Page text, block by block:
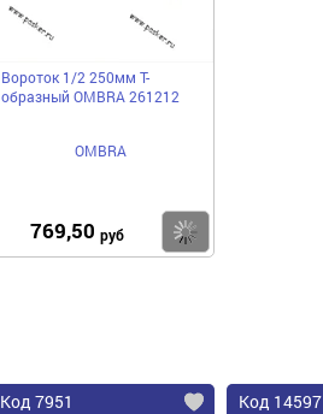
Купить
Вороток 1/2 250мм Т-
образный OMBRA 261212
OMBRA
769,50 руб
Код 7951 Код 14597